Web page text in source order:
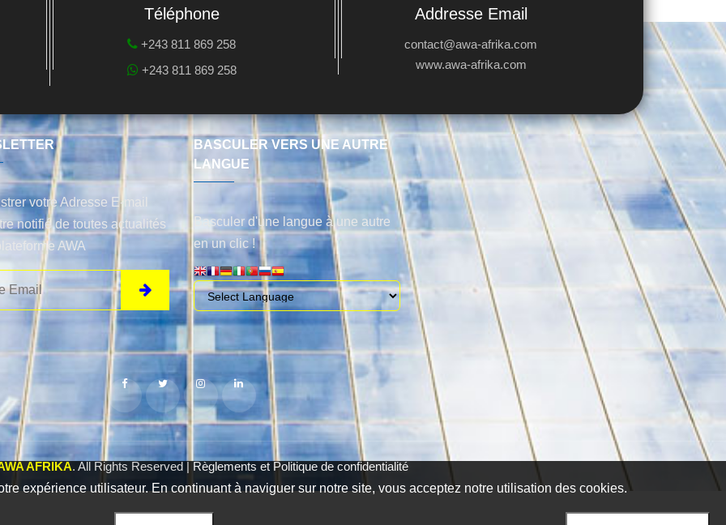
expérience utilisateur. En continuant à naviguer sur notre site, vous acceptez notre utilisation des cookies.
Téléphone
+243 811 869 258
+243 811 869 258
Addresse Email
contact@awa-afrika.com
www.awa-afrika.com
votre Adresse E-mail
notifié de toutes actualités
AWA
BASCULER VERS UNE AUTRE
LANGUE
Basculer d'une langue à une autre
en un clic !
AFRIKA. All Rights Reserved | Règlements et Politique de confidentialité